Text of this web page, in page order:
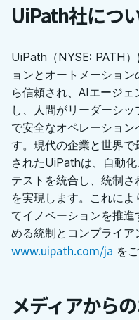
UiPath社につ
UiPath（NYSE: PATH
ョンとオートメーショ
ら信頼され、AIエージ
し、人間がリーダーシ
で安全なオペレーショ
す。現代の企業と世界
されたUiPathは、自動化
テストを統合し、統制
を実現します。これに
てイノベーションを推
める統制とコンプライ
www.uipath.com/ja を
メディアから